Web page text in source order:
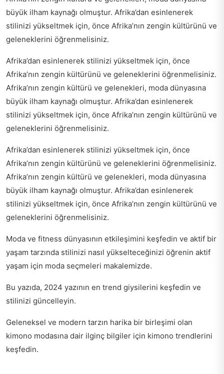
büyük ilham kaynağı olmuştur. Afrika’dan esinlenerek
stilinizi yükseltmek için, önce Afrika’nın zengin kültürünü ve
geleneklerini öğrenmelisiniz.
Afrika’dan esinlenerek stilinizi yükseltmek için, önce
Afrika’nın zengin kültürünü ve geleneklerini öğrenmelisiniz.
Afrika’nın zengin kültürü ve gelenekleri, moda dünyasına
büyük ilham kaynağı olmuştur. Afrika’dan esinlenerek
stilinizi yükseltmek için, önce Afrika’nın zengin kültürünü ve
geleneklerini öğrenmelisiniz.
Afrika’dan esinlenerek stilinizi yükseltmek için, önce
Afrika’nın zengin kültürünü ve geleneklerini öğrenmelisiniz.
Afrika’nın zengin kültürü ve gelenekleri, moda dünyasına
büyük ilham kaynağı olmuştur. Afrika’dan esinlenerek
stilinizi yükseltmek için, önce Afrika’nın zengin kültürünü ve
geleneklerini öğrenmelisiniz.
Moda ve fitness dünyasının etkileşimini keşfedin ve aktif bir
yaşam tarzında stilinizi nasıl yükselteceğinizi öğrenin aktif
yaşam için moda seçmeleri makalemizde.
Bu yazıda, 2024 yazının en trend giysilerini keşfedin ve
stilinizi güncelleyin.
Geleneksel ve modern tarzın harika bir birleşimi olan
kimono modasına dair ilginç bilgiler için kimono trendlerini
keşfedin.